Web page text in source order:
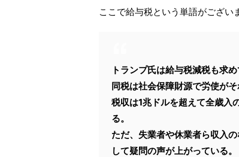
ここで給与税という単語がござい
トランプ氏は給与税減税も求め
同税は社会保障財源で労使が
税収は1兆ドルを超えて全歳入
る。
ただ、失業者や休業者ら収入
して疑問の声が上がっている。